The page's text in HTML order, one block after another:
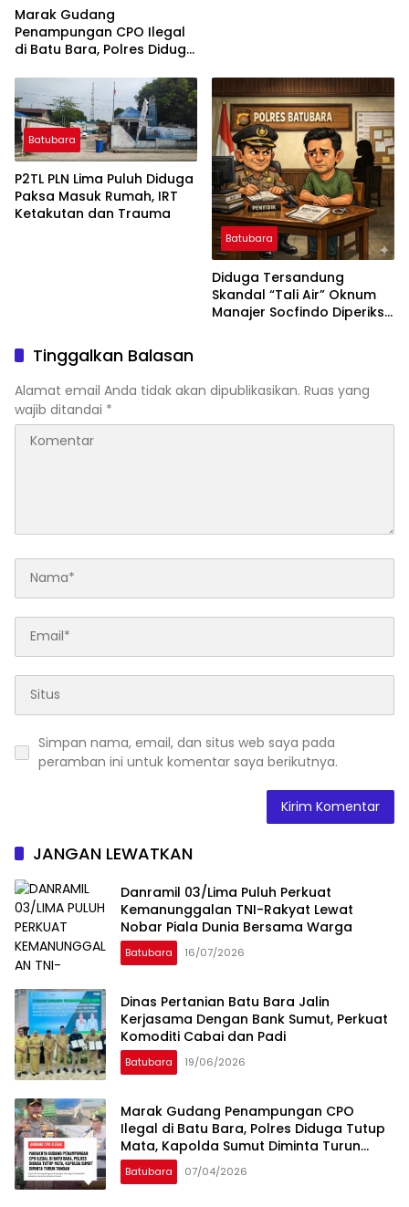
Marak Gudang
Penampungan CPO Ilegal
di Batu Bara, Polres Diduga
Sumut Diminta Turun
Tangan
Batubara
P2TL PLN Lima Puluh Diduga
Paksa Masuk Rumah, IRT
Ketakutan dan Trauma
Batubara
Diduga Tersandung
Skandal “Tali Air” Oknum
Manajer Socfindo Diperiksa
Tinggalkan Balasan
Alamat email Anda tidak akan dipublikasikan. Ruas yang
wajib ditandai *
Simpan nama, email, dan situs web saya pada
peramban ini untuk komentar saya berikutnya.
JANGAN LEWATKAN
Danramil 03/Lima Puluh Perkuat
Kemanunggalan TNI-Rakyat Lewat
Nobar Piala Dunia Bersama Warga
Batubara 16/07/2026
Dinas Pertanian Batu Bara Jalin
Kerjasama Dengan Bank Sumut, Perkuat
Komoditi Cabai dan Padi
Batubara 19/06/2026
Marak Gudang Penampungan CPO
Ilegal di Batu Bara, Polres Diduga Tutup
Mata, Kapolda Sumut Diminta Turun
Tangan
Batubara 07/04/2026